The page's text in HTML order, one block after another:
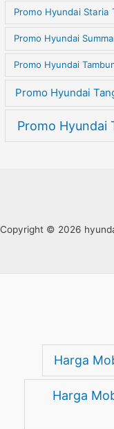
Promo Hyundai Staria
Promo Hyundai
Promo Hyundai
Promo Hyundai
Promo Hyundai
Copyright © 2026
Harga
Harga